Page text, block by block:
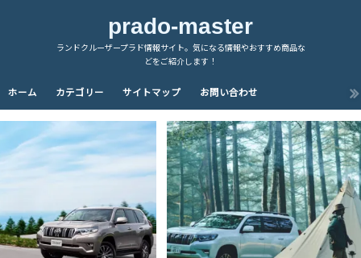
prado-master
ランドクルーザープラド情報サイト。気になる情報やおすすめ商品な
どをご紹介します！
ホーム カテゴリー サイトマップ お問い合わせ